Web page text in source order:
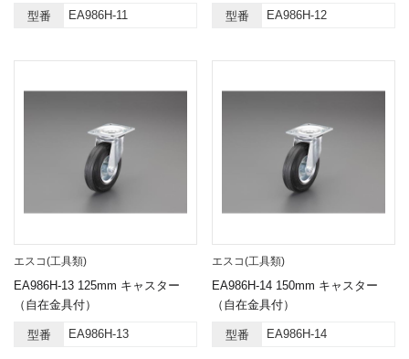
型番 EA986H-11 型番 EA986H-12
エスコ(工具類)
EA986H-13 125mm キャスター
（自在金具付）
型番 EA986H-13
エスコ(工具類)
EA986H-14 150mm キャスター
（自在金具付）
型番 EA986H-14